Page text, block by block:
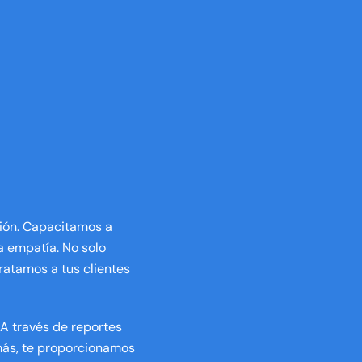
Capacitamos a
empatía. No solo
a tus clientes
través de reportes
te proporcionamos